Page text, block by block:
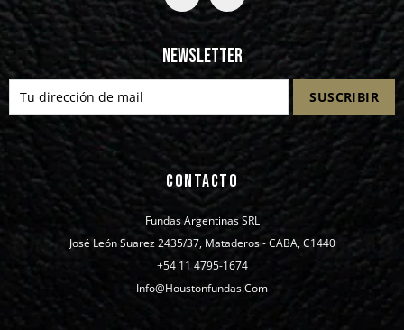
Newsletter
CONTACTO
Fundas Argentinas SRL
José León Suarez 2435/37, Mataderos - CABA, C1440
+54 11 4795-1674
Info@houstonfundas.com